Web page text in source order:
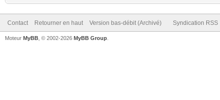
Contact Retourner en haut Version bas-débit (Archivé) Syndication RSS
Moteur MyBB , © 2002-2026 MyBB Group